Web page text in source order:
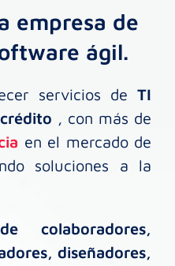
empresa de
ágil.
servicios deTI
, con más de
en el mercado de
soluciones a la
colaboradores,
diseñadores,